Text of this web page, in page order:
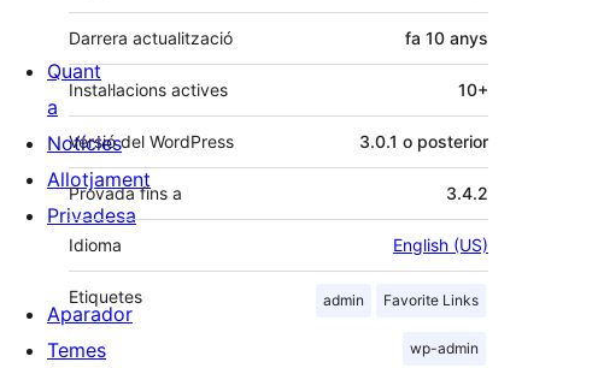
Darrera actualització fa 10 anys
Instal·lacions actives 10+
Versió del WordPress 3.0.1 o posterior
Provada fins a 3.4.2
Idioma English (US)
Etiquetes admin Favorite Links
wp-admin
Quant
a
Notícies
Allotjament
Privadesa
Aparador
Temes